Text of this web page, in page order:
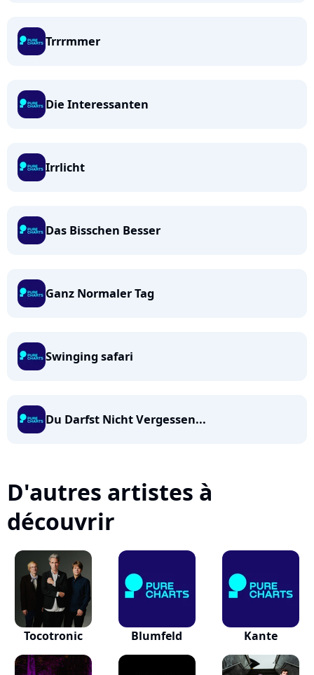
Trrrmmer
Die Interessanten
Irrlicht
Das Bisschen Besser
Ganz Normaler Tag
Swinging safari
Du Darfst Nicht Vergessen...
D'autres artistes à
découvrir
Tocotronic Blumfeld Kante